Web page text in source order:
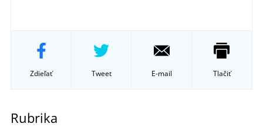
Zdieľať Tweet E-mail Tlačiť
Rubrika